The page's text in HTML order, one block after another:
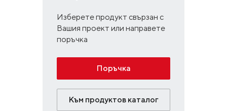
Изберете продукт свързан с
Вашия проект или направете
поръчка
Поръчка
Към продуктов каталог